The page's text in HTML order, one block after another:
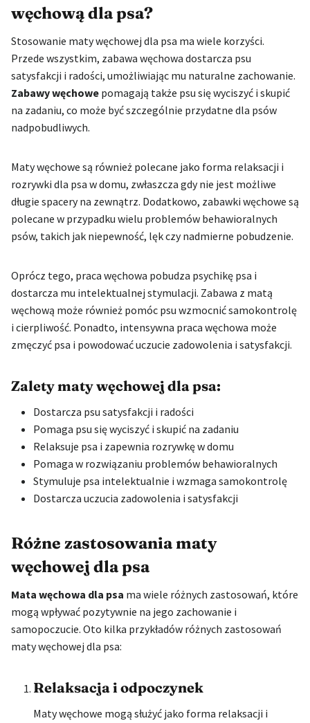
węchową dla psa?
Stosowanie maty węchowej dla psa ma wiele korzyści.
Przede wszystkim, zabawa węchowa dostarcza psu
satysfakcji i radości, umożliwiając mu naturalne zachowanie.
Zabawy węchowe pomagają także psu się wyciszyć i skupić
na zadaniu, co może być szczególnie przydatne dla psów
nadpobudliwych.
Maty węchowe są również polecane jako forma relaksacji i
rozrywki dla psa w domu, zwłaszcza gdy nie jest możliwe
długie spacery na zewnątrz. Dodatkowo, zabawki węchowe są
polecane w przypadku wielu problemów behawioralnych
psów, takich jak niepewność, lęk czy nadmierne pobudzenie.
Oprócz tego, praca węchowa pobudza psychikę psa i
dostarcza mu intelektualnej stymulacji. Zabawa z matą
węchową może również pomóc psu wzmocnić samokontrolę
i cierpliwość. Ponadto, intensywna praca węchowa może
zmęczyć psa i powodować uczucie zadowolenia i satysfakcji.
Zalety maty węchowej dla psa:
Dostarcza psu satysfakcji i radości
Pomaga psu się wyciszyć i skupić na zadaniu
Relaksuje psa i zapewnia rozrywkę w domu
Pomaga w rozwiązaniu problemów behawioralnych
Stymuluje psa intelektualnie i wzmaga samokontrolę
Dostarcza uczucia zadowolenia i satysfakcji
Różne zastosowania maty
węchowej dla psa
Mata węchowa dla psa ma wiele różnych zastosowań, które
mogą wpływać pozytywnie na jego zachowanie i
samopoczucie. Oto kilka przykładów różnych zastosowań
maty węchowej dla psa:
Relaksacja i odpoczynek
Maty węchowe mogą służyć jako forma relaksacji i